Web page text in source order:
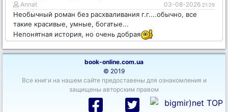
Annat 03-08-2026 21:29
Необычный роман без расхваливания г.г....обычно, все
такие красивые, умные, богатые...
Непонятная история, но очень добрая
book-online.com.ua
© 2019
Все книги на нашем сайте предоставены для ознакомления и
защищены авторским правом